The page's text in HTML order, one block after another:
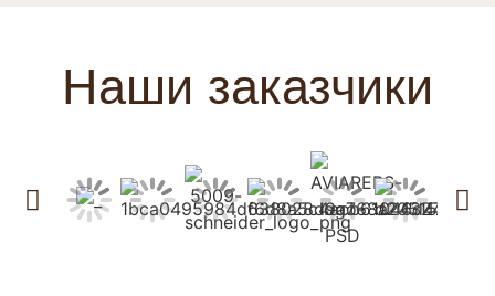
Наши заказчики